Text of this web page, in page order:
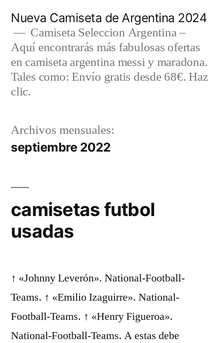
contenido
Nueva Camiseta de Argentina 2024
Camiseta Seleccion Argentina –
Aquí encontrarás más fabulosas ofertas
en camiseta argentina messi y maradona.
Tales como: Envío gratis desde 68€. Haz
clic.
Archivos mensuales:
septiembre 2022
camisetas futbol
usadas
↑ «Johnny Leverón». National-Football-
Teams. ↑ «Emilio Izaguirre». National-
Football-Teams. ↑ «Henry Figueroa».
National-Football-Teams. A estas debe